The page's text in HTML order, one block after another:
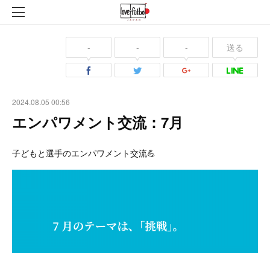
- - - 送る
2024.08.05 00:56
エンパワメント交流：7月
子どもと選手のエンパワメント交流💪